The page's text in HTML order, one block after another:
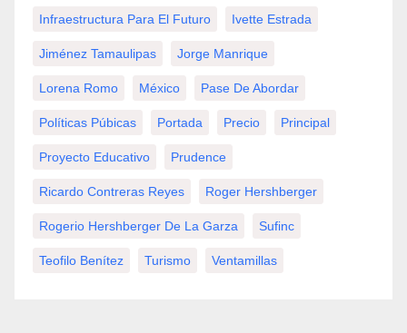
Infraestructura Para El Futuro Ivette Estrada
Jiménez Tamaulipas Jorge Manrique
Lorena Romo México Pase De Abordar
Políticas Púbicas Portada Precio Principal
Proyecto Educativo Prudence
Ricardo Contreras Reyes Roger Hershberger
Rogerio Hershberger De La Garza Sufinc
Teofilo Benítez Turismo Ventamillas